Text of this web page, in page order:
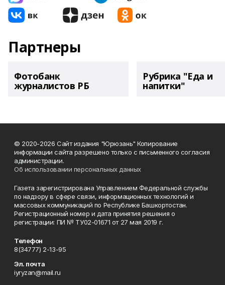
Партнеры
Фотобанк
журналистов РБ
Рубрика "Еда и
напитки"
© 2020-2026 Сайт издания "Юрюзань" Копирование
информации сайта разрешено только с письменного согласия
администрации.
Об использовании персональных данных
Газета зарегистрирована Управлением Федеральной службы
по надзору в сфере связи, информационных технологий и
массовых коммуникаций по Республике Башкортостан.
Регистрационный номер и дата принятия решения о
регистрации: ПИ № ТУ02-01671 от 27 мая 2019 г.
Телефон
8(34777) 2-13-95
Эл. почта
iyryzan@mail.ru